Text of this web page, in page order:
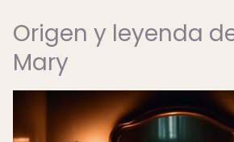
Origen y leyenda
Mary